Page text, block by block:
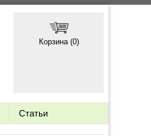
Корзина (0)
Статьи